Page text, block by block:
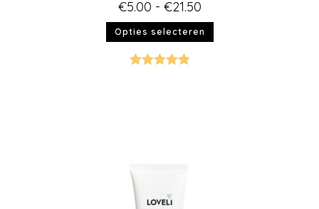
€5.00 - €21.50
Opties selecteren